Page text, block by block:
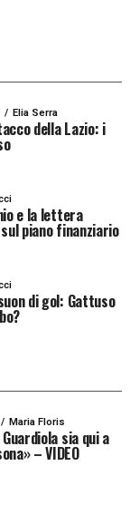
Elia Serra
della Lazio: i
e la lettera
piano finanziario
di gol: Gattuso
Maria Floris
sia qui a
– VIDEO